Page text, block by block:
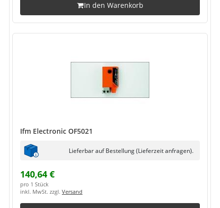
In den Warenkorb
Ifm Electronic OF5021
Lieferbar auf Bestellung (Lieferzeit anfragen).
140,64 €
pro 1 Stück
inkl. MwSt. zzgl. Versand